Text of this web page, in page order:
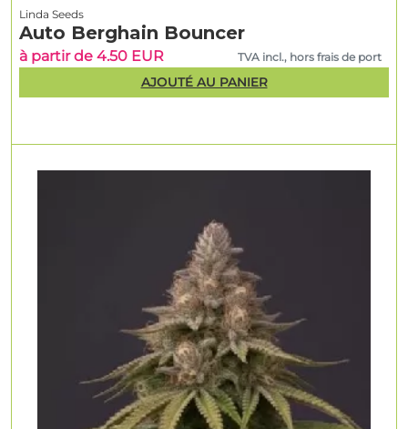
Linda Seeds
Auto Berghain Bouncer
à partir de 4.50 EUR TVA incl., hors frais de port
AJOUTÉ AU PANIER